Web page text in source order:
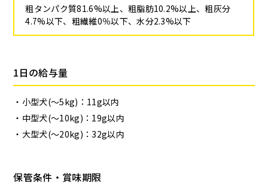
粗タンパク質81.6%以上、粗脂肪10.2%以上、粗灰分
4.7%以下、粗繊維0％以下、水分2.3%以下
1日の給与量
小型犬(～5kg)：11g以内
中型犬(～10kg)：19g以内
大型犬(～20kg)：32g以内
保管条件・賞味期限